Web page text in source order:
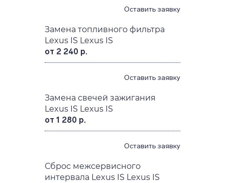
Оставить заявку
Замена топливного фильтра
Lexus IS Lexus IS
от 2 240 р.
Оставить заявку
Замена свечей зажигания
Lexus IS Lexus IS
от 1 280 р.
Оставить заявку
Сброс межсервисного
интервала Lexus IS Lexus IS